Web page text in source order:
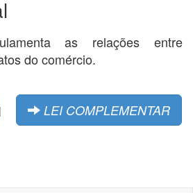
as relações entre
do comércio.
| LEI COMPLEMENTAR